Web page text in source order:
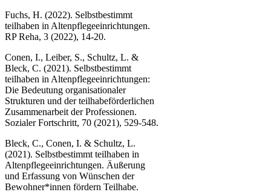
Fuchs, H. (2022). Selbstbestimmt
teilhaben in Altenpflegeeinrichtungen.
RP Reha, 3 (2022), 14-20.
Conen, I., Leiber, S., Schultz, L. &
Bleck, C. (2021). Selbstbestimmt
teilhaben in Altenpflegeeinrichtungen:
Die Bedeutung organisationaler
Strukturen und der teilhabeförderlichen
Zusammenarbeit der Professionen.
Sozialer Fortschritt, 70 (2021), 529-548.
Bleck, C., Conen, I. & Schultz, L.
(2021). Selbstbestimmt teilhaben in
Altenpflegeeinrichtungen. Äußerung
und Erfassung von Wünschen der
Bewohner*innen fördern Teilhabe.